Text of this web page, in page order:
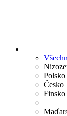
Polsko
Česko
Finsko